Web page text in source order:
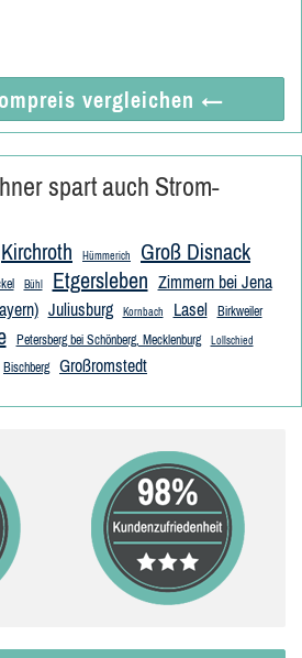
vergleichen ←
spart auch Strom-
Kirchroth Hümmerich Groß Disnack
Bühl Etgersleben Zimmern bei Jena
Juliusburg Kornbach Lasel Birkweiler
Petersberg bei Schönberg, Mecklenburg Lollschied
Bischberg Großromstedt